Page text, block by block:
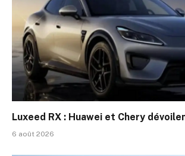
Luxeed RX : Huawei et Chery
6 août 2026